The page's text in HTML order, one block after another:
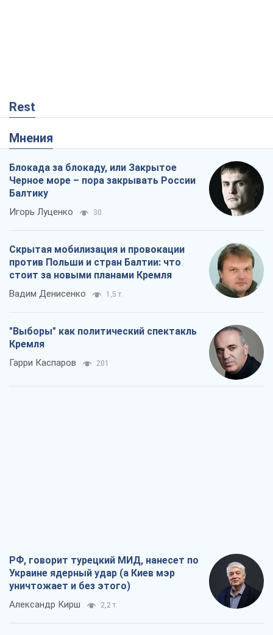
Rest
Мнения
Блокада за блокаду, или Закрытое
Черное море – пора закрывать России
Балтику
Игорь Луценко 30
Скрытая мобилизация и провокации
против Польши и стран Балтии: что
стоит за новыми планами Кремля
Вадим Денисенко 1,5 т.
"Выборы" как политический спектакль
Кремля
Гарри Каспаров 201
РФ, говорит турецкий МИД, нанесет по
Украине ядерный удар (а Киев мэр
уничтожает и без этого)
Александр Кирш 2,2 т.